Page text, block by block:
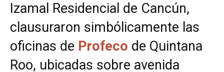
Izamal Residencial de Cancún,
clausuraron simbólicamente las
oficinas de Profeco de Quintana
Roo, ubicadas sobre avenida